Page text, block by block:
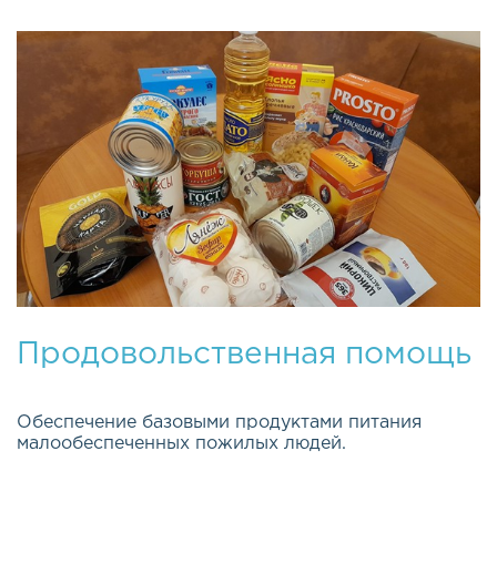
Продовольственная помощь
Обеспечение базовыми продуктами питания
малообеспеченных пожилых людей.